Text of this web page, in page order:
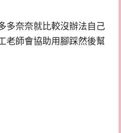
多奈奈就比較沒辦法自己
老師會協助用腳踩然後幫